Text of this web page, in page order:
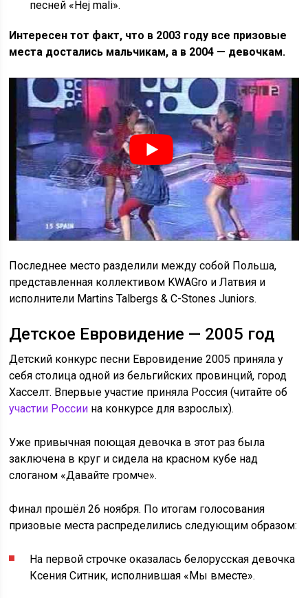
песней «Hej mali».
Интересен тот факт, что в 2003 году все призовые
места достались мальчикам, а в 2004 — девочкам.
Последнее место разделили между собой Польша,
представленная коллективом KWAGro и Латвия и
исполнители Martins Talbergs & C-Stones Juniors.
Детское Евровидение — 2005 год
Детский конкурс песни Евровидение 2005 приняла у
себя столица одной из бельгийских провинций, город
Хасселт. Впервые участие приняла Россия (читайте об
участии России на конкурсе для взрослых).
Уже привычная поющая девочка в этот раз была
заключена в круг и сидела на красном кубе над
слоганом «Давайте громче».
Финал прошёл 26 ноября. По итогам голосования
призовые места распределились следующим образом:
На первой строчке оказалась белорусская девочка
Ксения Ситник, исполнившая «Мы вместе».